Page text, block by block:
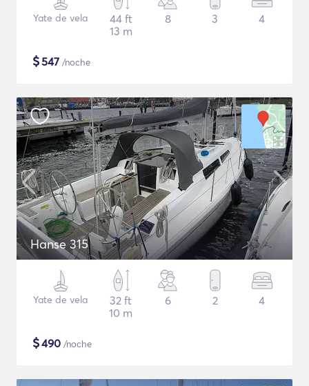
Yate de vela
44 ft
13 m
8 3 4
$547 /noche
Hanse 315
Yate de vela
32 ft
10 m
6 2 4
$490 /noche